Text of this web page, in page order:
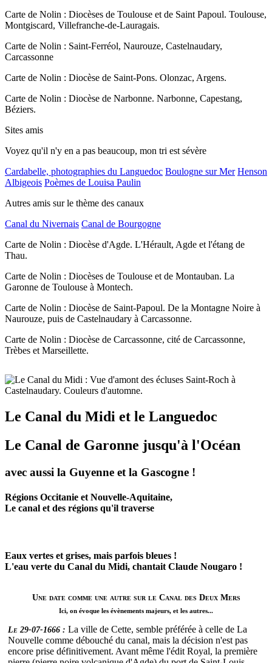
Carte de Nolin : Diocèses de Toulouse et de Saint Papoul. Toulouse,
Montgiscard, Villefranche-de-Lauragais.
Carte de Nolin : Saint-Ferréol, Naurouze, Castelnaudary,
Carcassonne
Carte de Nolin : Diocèse de Saint-Pons. Olonzac, Argens.
Carte de Nolin : Diocèse de Narbonne. Narbonne, Capestang,
Béziers.
Sites amis
Voyez qu'il n'y en a pas beaucoup, mon tri est sévère
Cardabelle, photographies du Languedoc Boulogne sur Mer Henson
Albigeois Poèmes de Louisa Paulin
Autres amis sur le thème des canaux
Canal du Nivernais Canal de Bourgogne
Carte de Nolin : Diocèse d'Agde. L'Hérault, Agde et l'étang de
Thau.
Carte de Nolin : Diocèses de Toulouse et de Montauban. La
Garonne de Toulouse à Montech.
Carte de Nolin : Diocèse de Saint-Papoul. De la Montagne Noire à
Naurouze, puis de Castelnaudary à Carcassonne.
Carte de Nolin : Diocèse de Carcassonne, cité de Carcassonne,
Trèbes et Marseillette.
Le Canal du Midi et le Languedoc
Le Canal de Garonne jusqu'à l'Océan
avec aussi la Guyenne et la Gascogne !
Régions Occitanie et Nouvelle-Aquitaine,
Le canal et des régions qu'il traverse
Eaux vertes et grises, mais parfois bleues !
L'eau verte du Canal du Midi, chantait Claude Nougaro !
Une date comme une autre sur le Canal des Deux Mers
Ici, on évoque les évènements majeurs, et les autres...
Le 29-07-1666 : La ville de Cette, semble préférée à celle de La
Nouvelle comme débouché du canal, mais la décision n'est pas
encore prise définitivement. Avant même l'édit Royal, la première